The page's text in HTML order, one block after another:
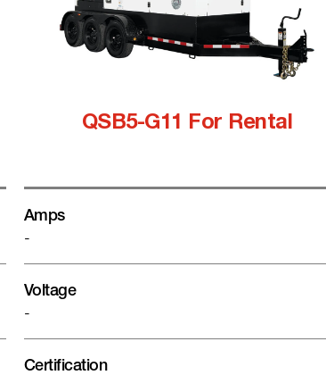
QSB5-G11 For Rental
Amps
-
Voltage
-
Certification